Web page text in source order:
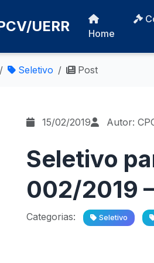
UERR Home
Seletivo Post
15/02/2019 Autor:
Seletivo
002/2019
Categorias: Seletivo